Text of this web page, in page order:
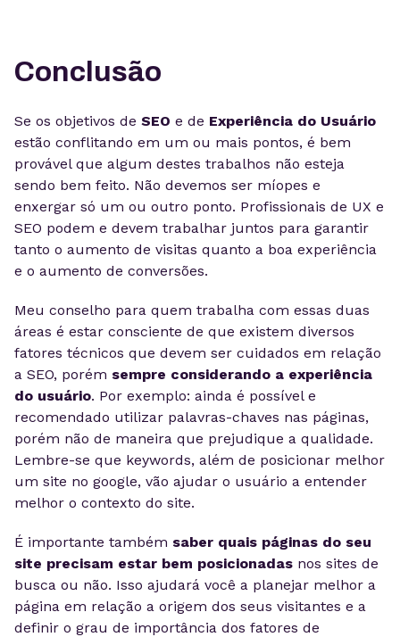
Conclusão
Se os objetivos de SEO e de Experiência do Usuário
estão conflitando em um ou mais pontos, é bem
provável que algum destes trabalhos não esteja
sendo bem feito. Não devemos ser míopes e
enxergar só um ou outro ponto. Profissionais de UX e
SEO podem e devem trabalhar juntos para garantir
tanto o aumento de visitas quanto a boa experiência
e o aumento de conversões.
Meu conselho para quem trabalha com essas duas
áreas é estar consciente de que existem diversos
fatores técnicos que devem ser cuidados em relação
a SEO, porém sempre considerando a experiência
do usuário. Por exemplo: ainda é possível e
recomendado utilizar palavras-chaves nas páginas,
porém não de maneira que prejudique a qualidade.
Lembre-se que keywords, além de posicionar melhor
um site no google, vão ajudar o usuário a entender
melhor o contexto do site.
É importante também saber quais páginas do seu
site precisam estar bem posicionadas nos sites de
busca ou não. Isso ajudará você a planejar melhor a
página em relação a origem dos seus visitantes e a
definir o grau de importância dos fatores de